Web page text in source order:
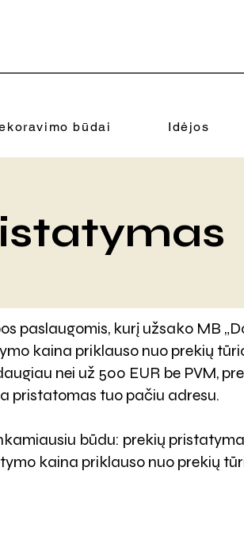
būdai Idėjos
paslaugomis, kurį užsako MB
kaina priklauso nuo prekių
nei už 500 EUR be PVM,
pristatomas tuo pačiu adresu.
būdu: prekių
kaina priklauso nuo prekių